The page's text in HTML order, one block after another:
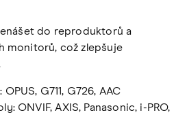
do reproduktorů a
monitorů, což zlepšuje
G711, G726, AAC
ONVIF, AXIS, Panasonic, i-PRO,